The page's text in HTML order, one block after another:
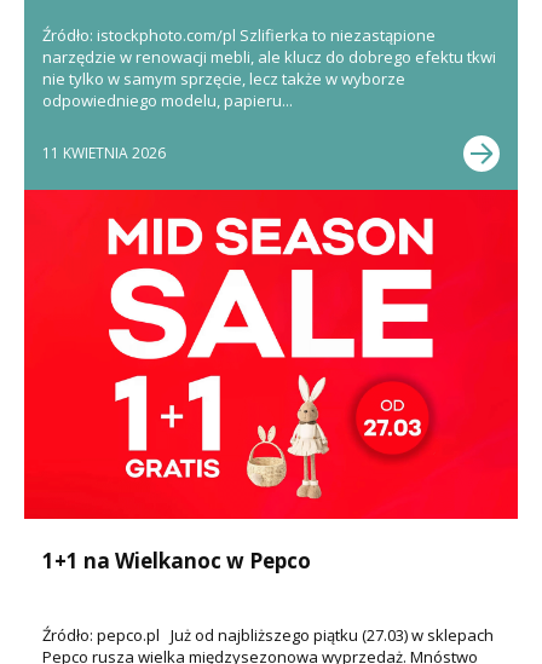
przedmiotom?
Źródło: istockphoto.com/pl Szlifierka to niezastąpione
narzędzie w renowacji mebli, ale klucz do dobrego efektu tkwi
nie tylko w samym sprzęcie, lecz także w wyborze
odpowiedniego modelu, papieru...
11 KWIETNIA 2026
1+1 na Wielkanoc w Pepco
Źródło: pepco.pl Już od najbliższego piątku (27.03) w sklepach
Pepco rusza wielka międzysezonowa wyprzedaż. Mnóstwo